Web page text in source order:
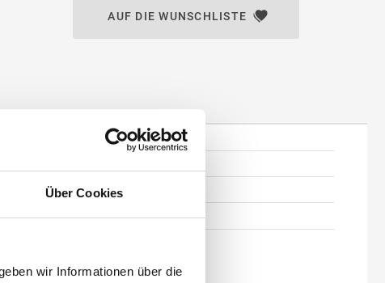
Über Cookies
wir Informationen über die
AUF DIE WUNSCHLISTE